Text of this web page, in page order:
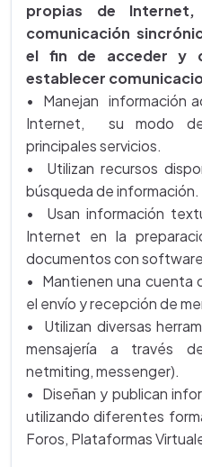
propias de
comunicación
el fin de acceder y
establecer
• Manejan información
Internet, su modo
principales servicios.
• Utilizan recursos
búsqueda de información.
• Usan información
Internet en la
documentos con
• Mantienen una cuenta
el envío y recepción de
• Utilizan diversas
mensajería a través
netmiting, messenger).
• Diseñan y publican
utilizando diferentes
Foros, Plataformas